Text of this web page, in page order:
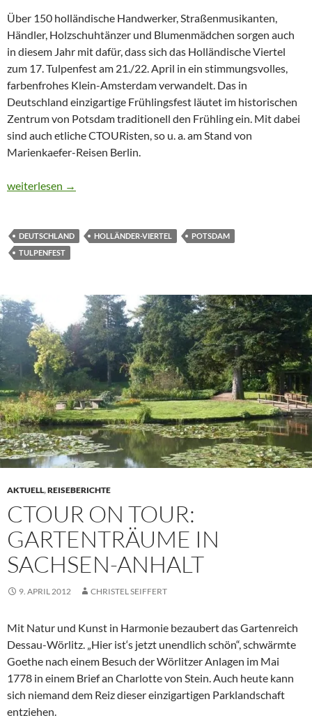
Über 150 holländische Handwerker, Straßenmusikanten,
Händler, Holzschuhtänzer und Blumenmädchen sorgen auch
in diesem Jahr mit dafür, dass sich das Holländische Viertel
zum 17. Tulpenfest am 21./22. April in ein stimmungsvolles,
farbenfrohes Klein-Amsterdam verwandelt. Das in
Deutschland einzigartige Frühlingsfest läutet im historischen
Zentrum von Potsdam traditionell den Frühling ein. Mit dabei
sind auch etliche CTOURisten, so u. a. am Stand von
Marienkaefer-Reisen Berlin.
CTOUR on Tour: 17. Tulpenfest läutet Frühling in Potsdam ein
weiterlesen →
DEUTSCHLAND HOLLÄNDER-VIERTEL
POTSDAM
TULPENFEST
AKTUELL,REISEBERICHTE
CTOUR ON TOUR:
GARTENTRÄUME IN
SACHSEN-ANHALT
9. APRIL 2012 CHRISTEL SEIFFERT
Mit Natur und Kunst in Harmonie bezaubert das Gartenreich
Dessau-Wörlitz. „Hier ist‘s jetzt unendlich schön“, schwärmte
Goethe nach einem Besuch der Wörlitzer Anlagen im Mai
1778 in einem Brief an Charlotte von Stein. Auch heute kann
sich niemand dem Reiz dieser einzigartigen Parklandschaft
entziehen.